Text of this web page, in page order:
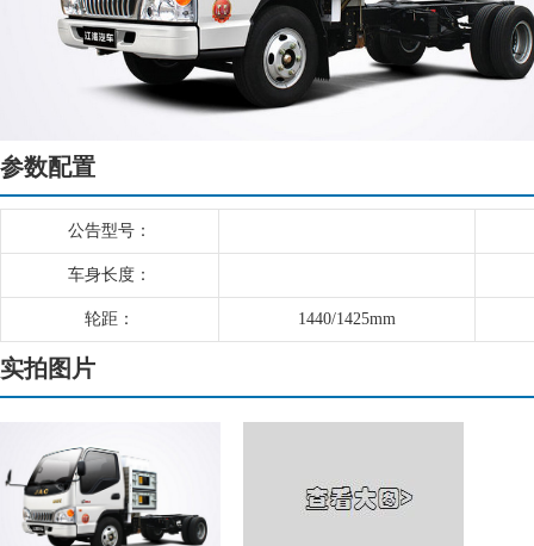
参数配置
公告型号：
车身长度：
轮距： 1440/1425mm
实拍图片